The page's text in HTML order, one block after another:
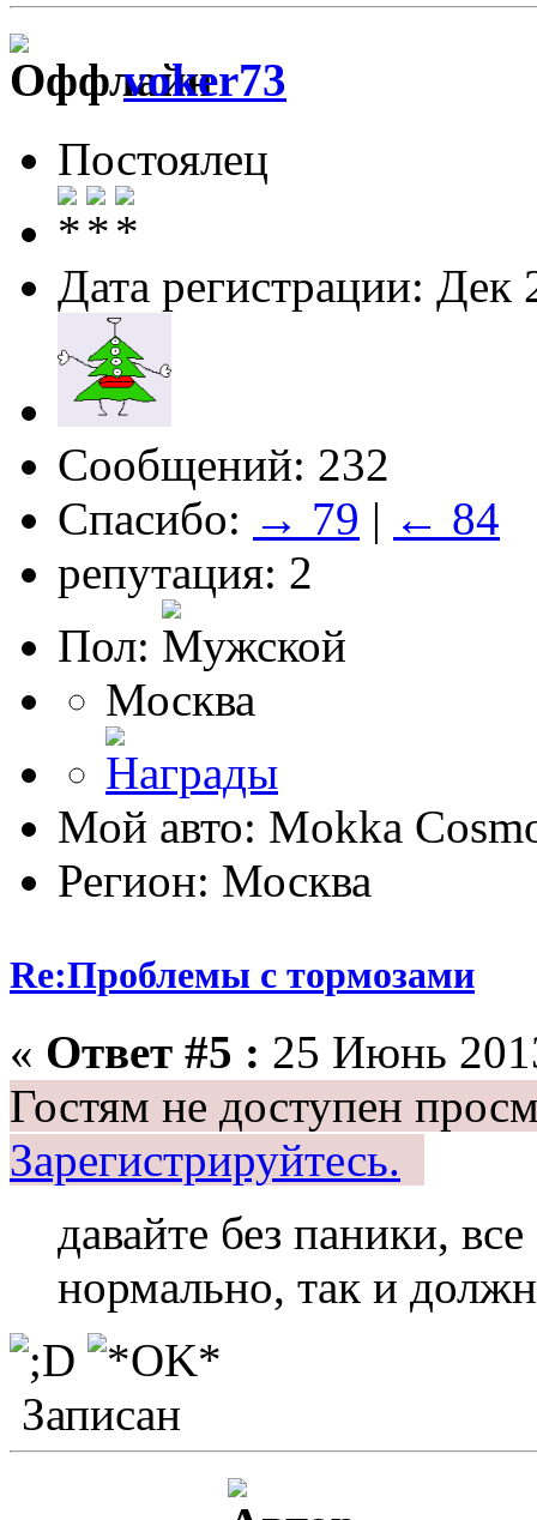
voker73
Постоялец
Дата регистрации: Дек
Сообщений: 232
Спасибо: → 79 | ← 84
репутация: 2
Пол:
Москва
Мой авто: Mokka
Регион: Москва
Re:Проблемы с тормозами
« Ответ #5 : 25 Июнь
Гостям не доступен
Зарегистрируйтесь.
давайте без паники,
нормально, так и
Записан